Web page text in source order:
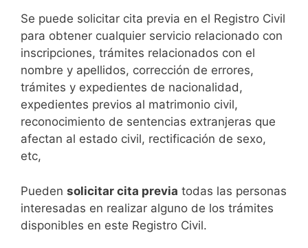
Se puede solicitar cita previa en el Registro Civil
para obtener cualquier servicio relacionado con
inscripciones, trámites relacionados con el
nombre y apellidos, corrección de errores,
trámites y expedientes de nacionalidad,
expedientes previos al matrimonio civil,
reconocimiento de sentencias extranjeras que
afectan al estado civil, rectificación de sexo,
etc,
​Pueden solicitar cita previa todas las personas
interesadas en realizar alguno de los trámites
disponibles en este Registro Civil.​